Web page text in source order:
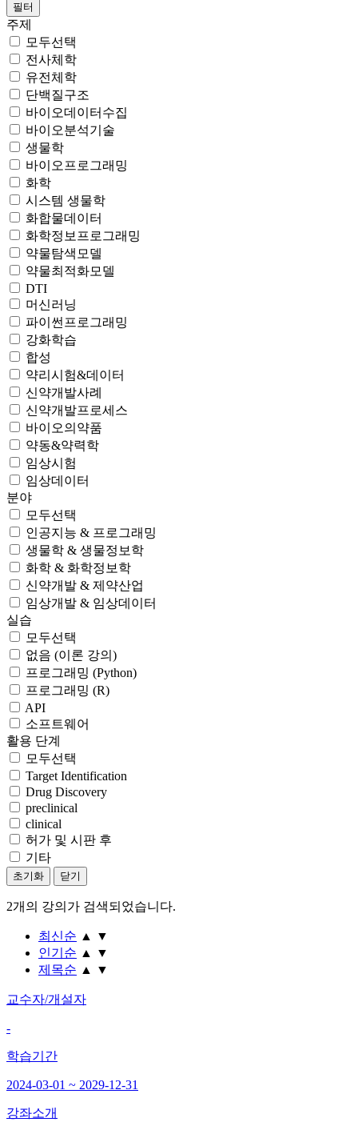
필터
주제
모두선택
전사체학
유전체학
단백질구조
바이오데이터수집
바이오분석기술
생물학
바이오프로그래밍
화학
시스템 생물학
화합물데이터
화학정보프로그래밍
약물탐색모델
약물최적화모델
DTI
머신러닝
파이썬프로그래밍
강화학습
합성
약리시험&데이터
신약개발사례
신약개발프로세스
바이오의약품
약동&약력학
임상시험
임상데이터
분야
모두선택
인공지능 & 프로그래밍
생물학 & 생물정보학
화학 & 화학정보학
신약개발 & 제약산업
임상개발 & 임상데이터
실습
모두선택
없음 (이론 강의)
프로그래밍 (Python)
프로그래밍 (R)
API
소프트웨어
활용 단계
모두선택
Target Identification
Drug Discovery
preclinical
clinical
허가 및 시판 후
기타
초기화 닫기
2개 의 강의가 검색되었습니다.
최신순 ▲
▼
인기순 ▲
▼
제목순 ▲ ▼
교수자/개설자
-
학습기간
2024-03-01 ~ 2029-12-31
강좌소개